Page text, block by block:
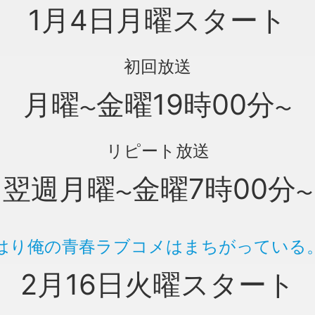
1月4日月曜スタート
初回放送
月曜〜金曜19時00分〜
リピート放送
翌週月曜〜金曜7時00分〜
り俺の青春ラブコメはまちがっている
2月16日火曜スタート